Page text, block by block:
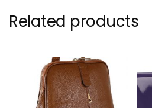
Related products